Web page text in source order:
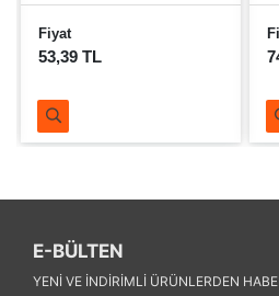
Fiyat
53,39 TL
E-BÜLTEN
YENI VE INDIRIMLI ÜRÜNLERDEN